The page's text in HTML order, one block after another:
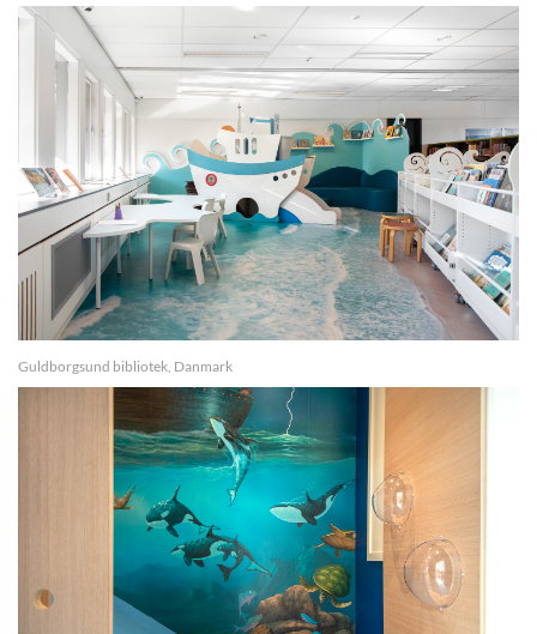
Guldborgsund bibliotek, Danmark